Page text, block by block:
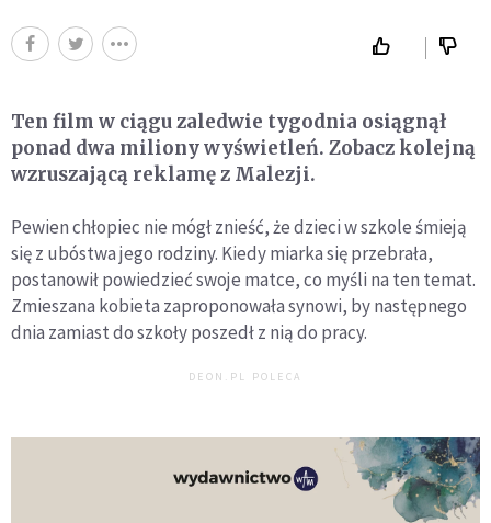
Ten film w ciągu zaledwie tygodnia osiągnął
ponad dwa miliony wyświetleń. Zobacz kolejną
wzruszającą reklamę z Malezji.
Pewien chłopiec nie mógł znieść, że dzieci w szkole śmieją
się z ubóstwa jego rodziny. Kiedy miarka się przebrała,
postanowił powiedzieć swoje matce, co myśli na ten temat.
Zmieszana kobieta zaproponowała synowi, by następnego
dnia zamiast do szkoły poszedł z nią do pracy.
DEON.PL POLECA